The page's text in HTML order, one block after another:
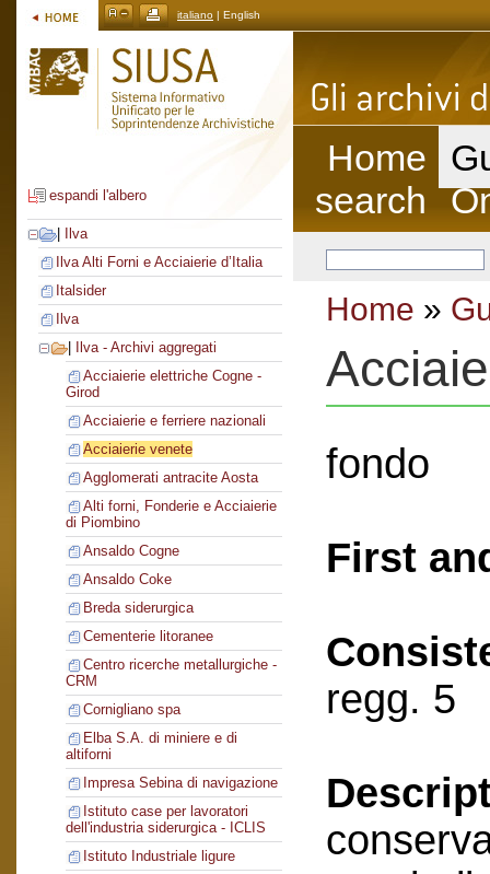
italiano | English
espandi l'albero
Ilva
Ilva Alti Forni e Acciaierie d’Italia
Italsider
Ilva
Ilva - Archivi aggregati
Acciaierie elettriche Cogne -
Girod
Acciaierie e ferriere nazionali
Acciaierie venete
Agglomerati antracite Aosta
Alti forni, Fonderie e Acciaierie
di Piombino
Ansaldo Cogne
Ansaldo Coke
Breda siderurgica
Cementerie litoranee
Centro ricerche metallurgiche -
CRM
Cornigliano spa
Elba S.A. di miniere e di
altiforni
Impresa Sebina di navigazione
Istituto case per lavoratori
dell'industria siderurgica - ICLIS
Istituto Industriale ligure
Home
search
Home »
fondo
First
regg. 5